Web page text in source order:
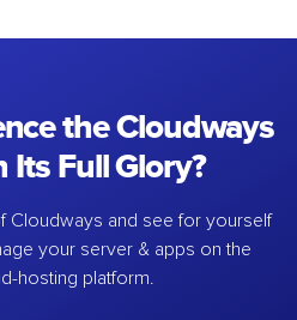
the Cloudways
Its Full Glory?
Cloudways and see for yourself
your server & apps on the
hosting platform.